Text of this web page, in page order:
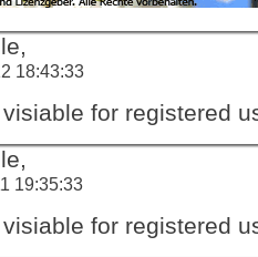
18:43:33
for registered
19:35:33
for registered